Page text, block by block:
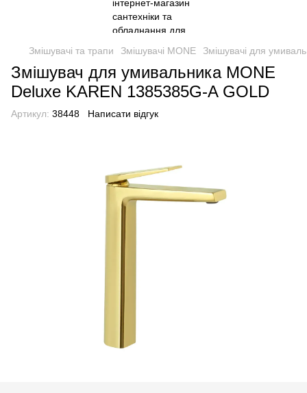
Змішувачі та трапи Змішувачі MONE Змішувачі для
Змішувач для умивальника MONE
Deluxe KAREN 1385385G-A GOLD
Артикул: 38448 Написати відгук